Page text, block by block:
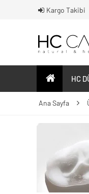
Kargo Takibi
HC
Ana Sayfa